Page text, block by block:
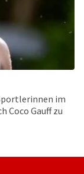
im
Coco Gauff zu